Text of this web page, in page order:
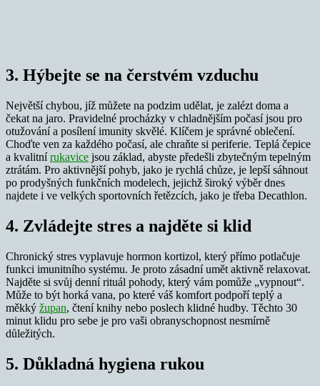
3. Hýbejte se na čerstvém vzduchu
Největší chybou, jíž můžete na podzim udělat, je zalézt doma a
čekat na jaro. Pravidelné procházky v chladnějším počasí jsou pro
otužování a posílení imunity skvělé. Klíčem je správné oblečení.
Choďte ven za každého počasí, ale chraňte si periferie. Teplá čepice
a kvalitnírukavice jsou základ, abyste předešli zbytečným tepelným
ztrátám. Pro aktivnější pohyb, jako je rychlá chůze, je lepší sáhnout
po prodyšných funkčních modelech, jejichž široký výběr dnes
najdete i ve velkých sportovních řetězcích, jako je třeba Decathlon.
4. Zvládejte stres a najděte si klid
Chronický stres vyplavuje hormon kortizol, který přímo potlačuje
funkci imunitního systému. Je proto zásadní umět aktivně relaxovat.
Najděte si svůj denní rituál pohody, který vám pomůže „vypnout“.
Může to být horká vana, po které váš komfort podpoří teplý a
měkký župan, čtení knihy nebo poslech klidné hudby. Těchto 30
minut klidu pro sebe je pro vaši obranyschopnost nesmírně
důležitých.
5. Důkladná hygiena rukou